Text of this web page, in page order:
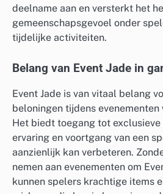
deelname aan en versterkt het
gemeenschapsgevoel onder
tijdelijke activiteiten.
Belang van Event Jade in
Event Jade is van vitaal belang
beloningen tijdens
Het biedt toegang tot
ervaring en voortgang van een
aanzienlijk kan verbeteren.
nemen aan evenementen om
kunnen spelers krachtige items